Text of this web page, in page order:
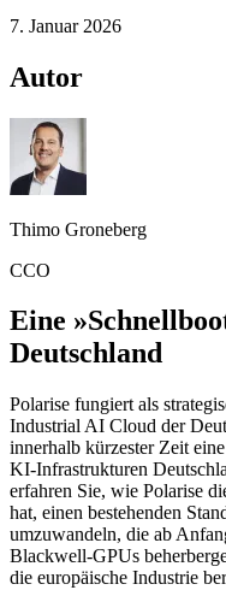
7. Januar 2026
Autor
Thimo Groneberg
CCO
Eine
Deutschland
Polarise fungiert als
Industrial AI Cloud der
innerhalb kürzester Zeit
KI-Infrastrukturen
erfahren Sie, wie Polarise
hat, einen bestehenden
umzuwandeln, die ab
Blackwell-GPUs
die europäische Industrie